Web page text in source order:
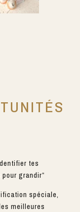
tes
grandir”
spéciale,
meilleures